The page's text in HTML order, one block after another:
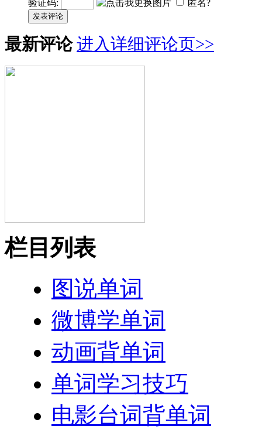
验证码: 匿名?
发表评论
最新评论 进入详细评论页>>
栏目列表
图说单词
微博学单词
动画背单词
单词学习技巧
电影台词背单词